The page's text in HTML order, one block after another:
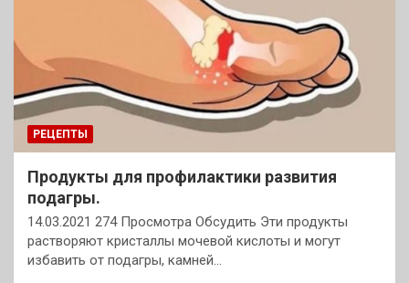
РЕЦЕПТЫ
Продукты для профилактики развития
подагры.
14.03.2021 274 Просмотра Обсудить Эти продукты
растворяют кристаллы мочевой кислоты и могут
избавить от подагры, камней…